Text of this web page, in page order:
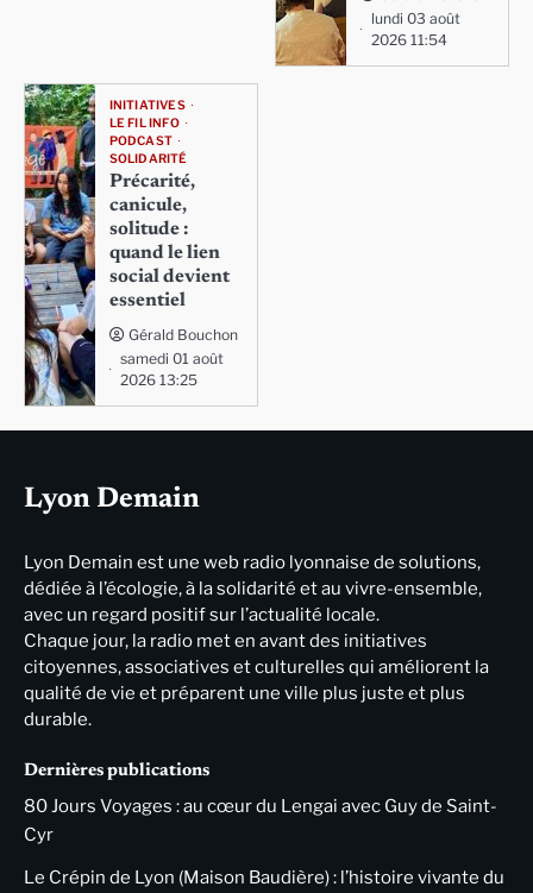
lundi 03 août
2026 11:54
INITIATIVES
LE FIL INFO
PODCAST
SOLIDARITÉ
Précarité,
canicule,
solitude :
quand le lien
social devient
essentiel
Gérald Bouchon
samedi 01 août
2026 13:25
Lyon Demain
Lyon Demain est une web radio lyonnaise de solutions,
dédiée à l’écologie, à la solidarité et au vivre-ensemble,
avec un regard positif sur l’actualité locale.
Chaque jour, la radio met en avant des initiatives
citoyennes, associatives et culturelles qui améliorent la
qualité de vie et préparent une ville plus juste et plus
durable.
Dernières publications
80 Jours Voyages : au cœur du Lengai avec Guy de Saint-
Cyr
Le Crépin de Lyon (Maison Baudière) : l’histoire vivante du